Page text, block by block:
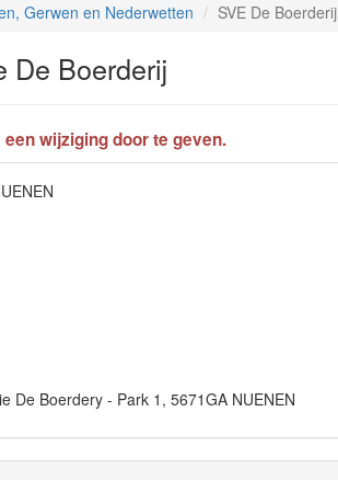
Gerwen en Nederwetten SVE De Boerderij
De Boerderij
wijziging door te geven.
De Boerdery - Park 1, 5671GA NUENEN